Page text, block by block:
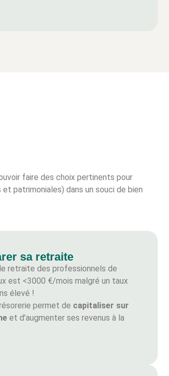
faire des choix pertinents pour
patrimoniales) dans un souci de bien
sa retraite
retraite des professionnels de
est <3000 €/mois malgré un taux
élevé !
permet de capitaliser sur
et d’augmenter ses revenus à la